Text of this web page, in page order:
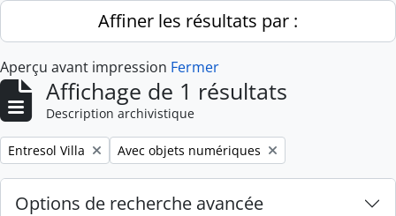
Skip to main contentAffiner les résultats par :
Aperçu avant impression Fermer
Affichage de 1 résultats
Description archivistique
Remove filter:
Entresol Villa Remove filter:
Avec objets numériques
Options de recherche avancée